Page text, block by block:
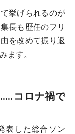
挙げられるのが
長も歴任のフリ
を改めて振り返
ます。
コロナ禍で
表した総合ソン